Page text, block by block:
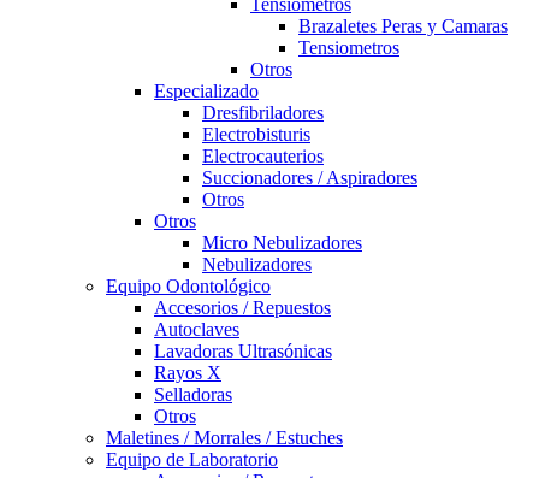
Tensiómetros
Brazaletes Peras y Camaras
Tensiometros
Otros
Especializado
Dresfibriladores
Electrobisturis
Electrocauterios
Succionadores / Aspiradores
Otros
Otros
Micro Nebulizadores
Nebulizadores
Equipo Odontológico
Accesorios / Repuestos
Autoclaves
Lavadoras Ultrasónicas
Rayos X
Selladoras
Otros
Maletines / Morrales / Estuches
Equipo de Laboratorio